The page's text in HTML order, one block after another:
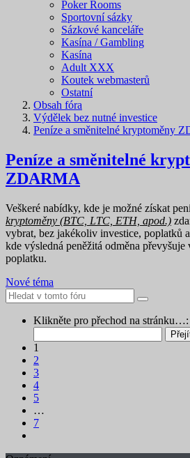
Poker Rooms
Sportovní sázky
Sázkové kanceláře
Kasína / Gambling
Kasína
Adult XXX
Koutek webmasterů
Ostatní
Obsah fóra
Výdělek bez nutné investice
Peníze a směnitelné kryptoměny
Peníze a směnitelné
ZDARMA
Veškeré nabídky, kde je možné získat
kryptoměny (BTC, LTC, ETH, apod.)
vybrat, bez jakékoliv investice, poplatků
kde výsledná peněžitá odměna
poplatku.
Nové téma
Klikněte pro přechod na stránku…:
1
2
3
4
5
…
7